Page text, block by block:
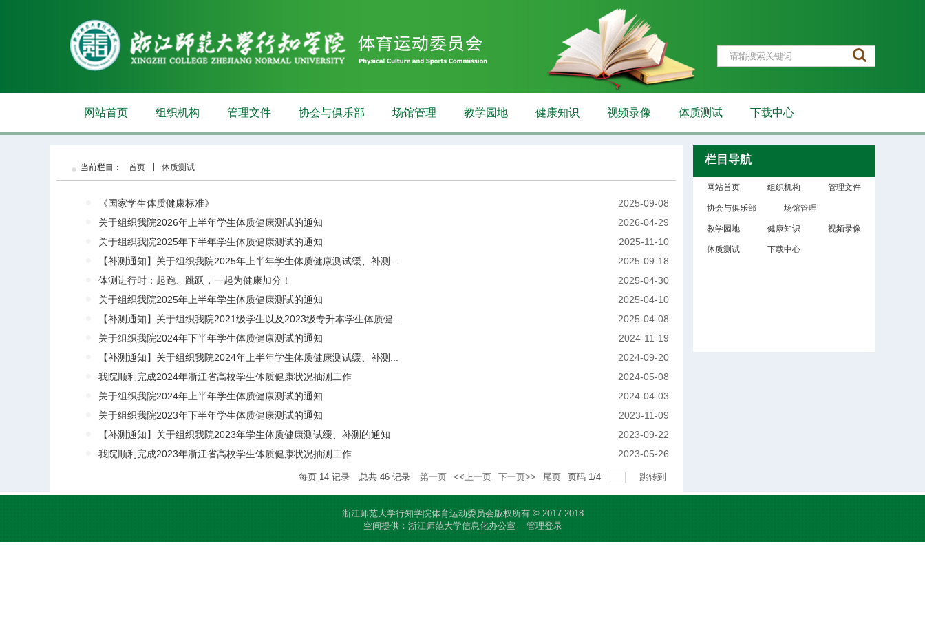
网站首页 组织机构 管理文件 协会与俱乐部 场馆管理 教学园地 健康知识 视频录像 体质测试 下载中心
当前栏目： 首页 体质测试
《国家学生体质健康标准》
2025-09-08
关于组织我院2026年上半年学生体质健康测试的通知
2026-04-29
关于组织我院2025年下半年学生体质健康测试的通知
2025-11-10
【补测通知】关于组织我院2025年上半年学生体质健康测试缓、补测...
2025-09-18
体测进行时：起跑、跳跃，一起为健康加分！
2025-04-30
关于组织我院2025年上半年学生体质健康测试的通知
2025-04-10
【补测通知】关于组织我院2021级学生以及2023级专升本学生体质健...
2025-04-08
关于组织我院2024年下半年学生体质健康测试的通知
2024-11-19
【补测通知】关于组织我院2024年上半年学生体质健康测试缓、补测...
2024-09-20
我院顺利完成2024年浙江省高校学生体质健康状况抽测工作
2024-05-08
关于组织我院2024年上半年学生体质健康测试的通知
2024-04-03
关于组织我院2023年下半年学生体质健康测试的通知
2023-11-09
【补测通知】关于组织我院2023年学生体质健康测试缓、补测的通知
2023-09-22
我院顺利完成2023年浙江省高校学生体质健康状况抽测工作
2023-05-26
每页 14 记录 总共 46 记录 第一页 <<上一页 下一页>> 尾页 页码 1/4 跳转到
栏目导航
网站首页 组织机构 管理文件
协会与俱乐部 场馆管理
教学园地 健康知识 视频录像
体质测试 下载中心
浙江师范大学行知学院体育运动委员会版权所有 © 2017-2018
空间提供：浙江师范大学信息化办公室 管理登录